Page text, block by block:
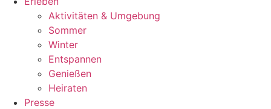
Aktivitäten & Umgebung
Sommer
Winter
Entspannen
Genießen
Heiraten
Presse